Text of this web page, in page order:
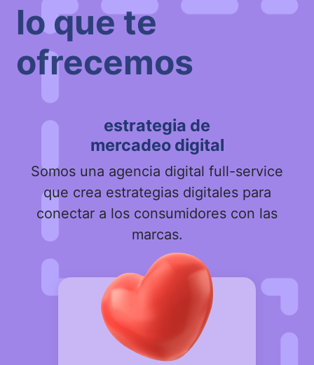
lo que te
ofrecemos
estrategia de
mercadeo digital
Somos una agencia digital full-service
que crea estrategias digitales para
conectar a los consumidores con las
marcas.